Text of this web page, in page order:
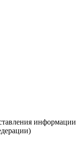
информации